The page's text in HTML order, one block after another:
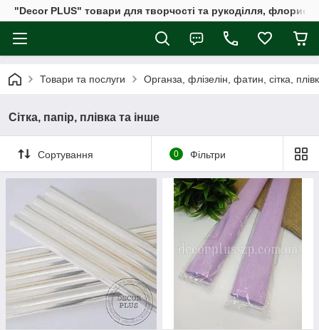
"Decor PLUS" товари для творчості та рукоділля,
Товари та послуги Органза, флізелін, фатин, сітка,
Сітка, папір, плівка та інше
Сортування 0 Фільтри